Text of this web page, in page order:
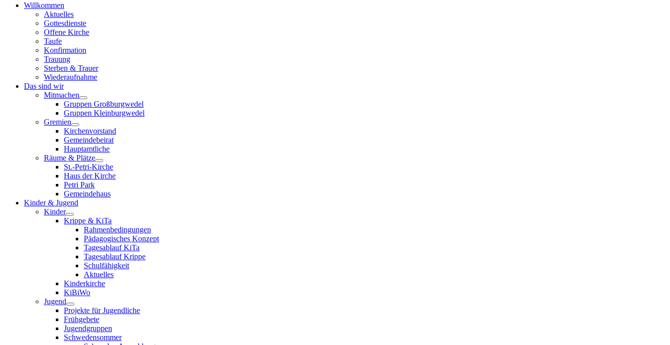
Willkommen
Aktuelles
Gottesdienste
Offene Kirche
Taufe
Konfirmation
Trauung
Sterben & Trauer
Wiederaufnahme
Das sind wir
Mitmachen
Gruppen Großburgwedel
Gruppen Kleinburgwedel
Gremien
Kirchenvorstand
Gemeindebeirat
Hauptamtliche
Räume & Plätze
St.-Petri-Kirche
Haus der Kirche
Petri Park
Gemeindehaus
Kinder & Jugend
Kinder
Krippe & KiTa
Rahmenbedingungen
Pädagogisches Konzept
Tagesablauf KiTa
Tagesablauf Krippe
Schulfähigkeit
Aktuelles
Kinderkirche
KiBiWo
Jugend
Projekte für Jugendliche
Frühgebete
Jugendgruppen
Schwedensommer